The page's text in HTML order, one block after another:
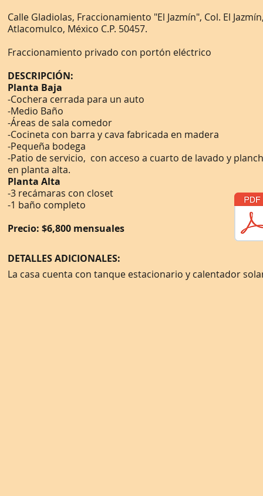
Calle Gladiolas, Fraccionamiento "El Jazmín", Col. El
Atlacomulco, México C.P. 50457.
Fraccionamiento privado con portón eléctrico
DESCRIPCIÓN:
Planta Baja
-Cochera cerrada para un auto
-Medio Baño
-Áreas de sala comedor
-Cocineta con barra y cava fabricada en madera
-Pequeña bodega
-Patio de servicio, con acceso a cuarto de lavado y
en planta alta.
Planta Alta
-3 recámaras con closet
-1 baño completo
Precio: $6,800 mensuales
DETALLES ADICIONALES:
La casa cuenta con tanque estacionario y calentador